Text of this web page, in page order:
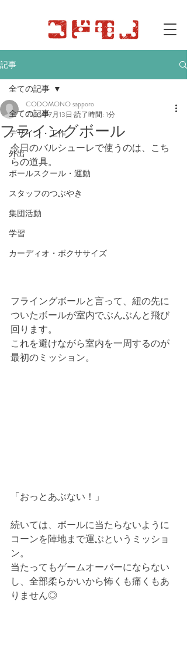
記事
全ての記事
デザイン・工作
外出
ボールスクール・運動
スタッフのつぶやき
集団活動
学習
カーディオ・ボクササイズ
全ての記事
フライングボール
CODOMONO sapporo
2023年7月13日 読了時間: 1分
今日のバルシューレで使うのは、こち
らの道具。
フライングボールと言って、紐の先に
ついたボールが室内でぶんぶんと飛び
回ります。
これを避けながら室内を一周するのが
最初のミッション。
「おっとあぶない！」
続いては、ボールに当たらないように
コーンを陣地まで運ぶというミッショ
ン。
当たってもゲームオーバーにならない
し、全部柔らかいから怖くも痛くもあ
りません◎